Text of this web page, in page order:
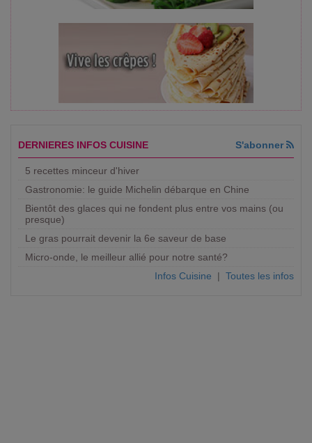
DERNIERES INFOS CUISINE S'abonner
5 recettes minceur d'hiver
Gastronomie: le guide Michelin débarque en Chine
Bientôt des glaces qui ne fondent plus entre vos mains (ou
presque)
Le gras pourrait devenir la 6e saveur de base
Micro-onde, le meilleur allié pour notre santé?
Infos Cuisine | Toutes les infos